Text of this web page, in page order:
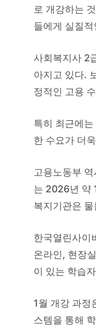
로 개강하는
들에게 실질
사회복지사 2
아지고 있다.
정적인 고용
특히 최근에
한 수요가 더
고용노동부
는 2026년 약
복지기관은
한국열린사이
온라인, 현장
이 있는 학습
1월 개강 과정
스템을 통해